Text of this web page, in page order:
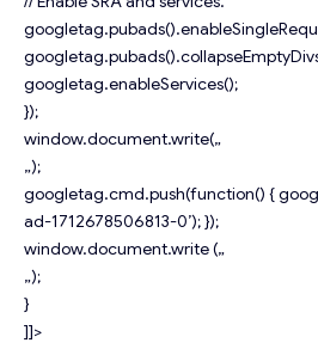
googletag.enableServices();
});
window.document.write(„
„);
googletag.cmd.push(function() {
ad-1712678506813-0’); });
window.document.write („
„);
}
]]>